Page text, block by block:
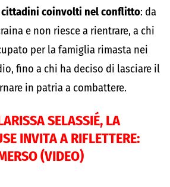
coinvolti nel conflitto: da
e non riesce a rientrare, a chi
per la famiglia rimasta nei
fino a chi ha deciso di lasciare il
in patria a combattere.
SELASSIÉ, LA
INVITA A RIFLETTERE:
(VIDEO)